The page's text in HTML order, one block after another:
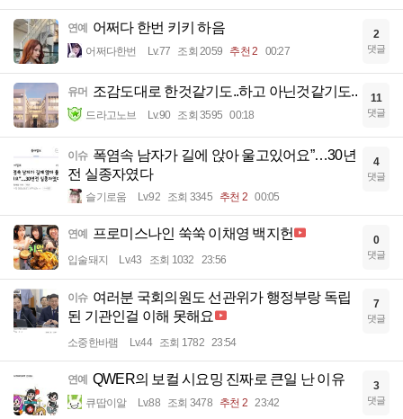
연예 어쩌다 한번 키키 하음
어쩌다한번 Lv.77 조회 2059 추천 2 00:27
2
댓글
유머 조감도대로 한것같기도..하고 아닌것같기도..
드라고노브 Lv.90 조회 3595 00:18
11
댓글
이슈 폭염속 남자가 길에 앉아 울고있어요”…30년
전 실종자였다
슬기로움 Lv.92 조회 3345 추천 2 00:05
4
댓글
연예 프로미스나인 쑥쑥 이채영 백지헌
입술돼지 Lv.43 조회 1032 23:56
0
댓글
이슈 여러분 국회의원도 선관위가 행정부랑 독립
된 기관인걸 이해 못해요
소중한바램 Lv.44 조회 1782 23:54
7
댓글
연예 QWER의 보컬 시요밍 진짜로 큰일 난 이유
큐땁이알 Lv.88 조회 3478 추천 2 23:42
3
댓글